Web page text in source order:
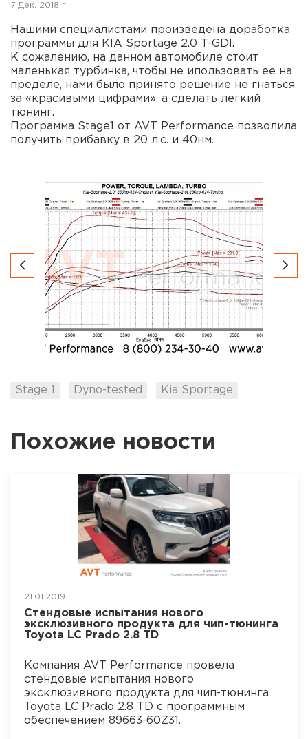
7 Дек. 2018 г.
Нашими специалистами произведена доработка
программы для KIA Sportage 2.0 T-GDI.
К сожалению, на данном автомобиле стоит
маленькая турбинка, чтобы не ипользовать ее на
пределе, нами было принято решение не гнаться
за «красивыми цифрами», а сделать легкий
тюнинг.
Программа Stage1 от AVT Performance позволила
получить прибавку в 20 л.с. и 40нм.
Stage 1 Dyno-tested Kia Sportage
Похожие новости
21.01.2019
Стендовые испытания нового
эксклюзивного продукта для чип-тюнинга
Toyota LC Prado 2.8 TD
Компания AVT Performance провела
стендовые испытания нового
эксклюзивного продукта для чип-тюнинга
Toyota LC Prado 2.8 TD с программным
обеспечением 89663-60Z31.